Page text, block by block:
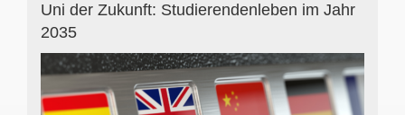
Uni der Zukunft: Studierendenleben im Jahr
2035